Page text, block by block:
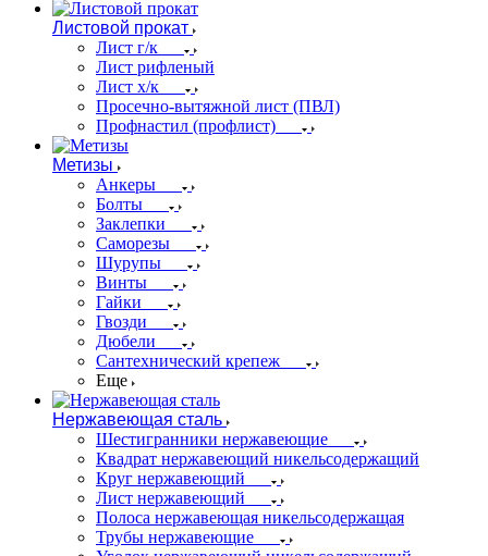
Листовой прокат
Лист г/к
Лист рифленый
Лист х/к
Просечно-вытяжной лист (ПВЛ)
Профнастил (профлист)
Метизы
Анкеры
Болты
Заклепки
Саморезы
Шурупы
Винты
Гайки
Гвозди
Дюбели
Сантехнический крепеж
Еще
Нержавеющая сталь
Шестигранники нержавеющие
Квадрат нержавеющий никельсодержащий
Круг нержавеющий
Лист нержавеющий
Полоса нержавеющая никельсодержащая
Трубы нержавеющие